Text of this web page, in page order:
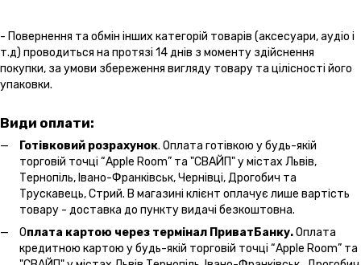
- Повернення та обмін інших категорій товарів (аксесуари, аудіо і
т.д) проводиться на протязі 14 днів з моменту здійснення
покупки, за умови збереження вигляду товару та цілісності його
упаковки.
Види оплати:
Готівковий розрахунок. Оплата готівкою у будь-якій
торговій точці “Apple Room” та "СВАЙП" у містах Львів,
Тернопіль, Івано-Франківськ, Чернівці, Дрогобич та
Трускавець, Стрий. В магазині клієнт оплачує лише вартість
товару - доставка до пункту видачі безкоштовна.
Оплата картою через термінал ПриватБанку.Оплата
кредитною картою у будь-якій торговій точці “Apple Room” та